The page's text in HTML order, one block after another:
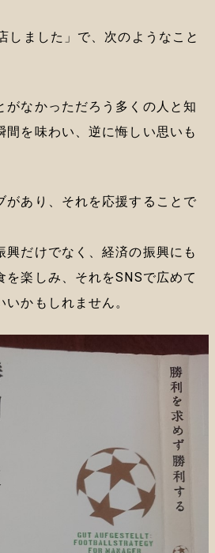
しました」で、次のようなこと
なかっただろう多くの人と知
を味わい、逆に悔しい思いも
あり、それを応援することで
だけでなく、経済の振興にも
楽しみ、それをSNSで広めて
かもしれません。